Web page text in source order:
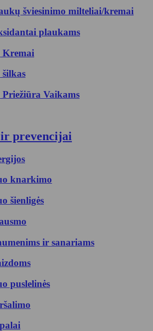
šviesinimo milteliai/kremai
plaukams
Vaikams
prevencijai
knarkimo
šienligės
ir sanariams
puslelinės